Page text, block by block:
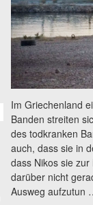
Im Griechenland
Banden streiten
des todkranken
auch, dass sie in
dass Nikos sie
darüber nicht
Ausweg aufzutun